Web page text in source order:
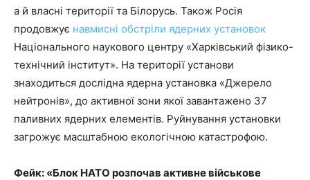
а й власні території та Білорусь. Також Росія
продовжує навмисні обстріли ядерних установок
Національного наукового центру «Харківський фізико-
технічний інститут». На території установи
знаходиться дослідна ядерна установка «Джерело
нейтронів», до активної зони якої завантажено 37
паливних ядерних елементів. Руйнування установки
загрожує масштабною екологічною катастрофою.
Фейк: «Блок НАТО розпочав активне військове